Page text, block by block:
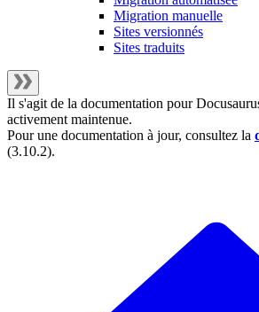
Migration manuelle
Sites versionnés
Sites traduits
Il s'agit de la documentation pour
activement maintenue.
Pour une documentation à jour, consultez la
(3.10.2).